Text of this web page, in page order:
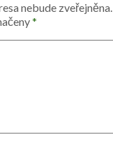
nebude zveřejněna.
*